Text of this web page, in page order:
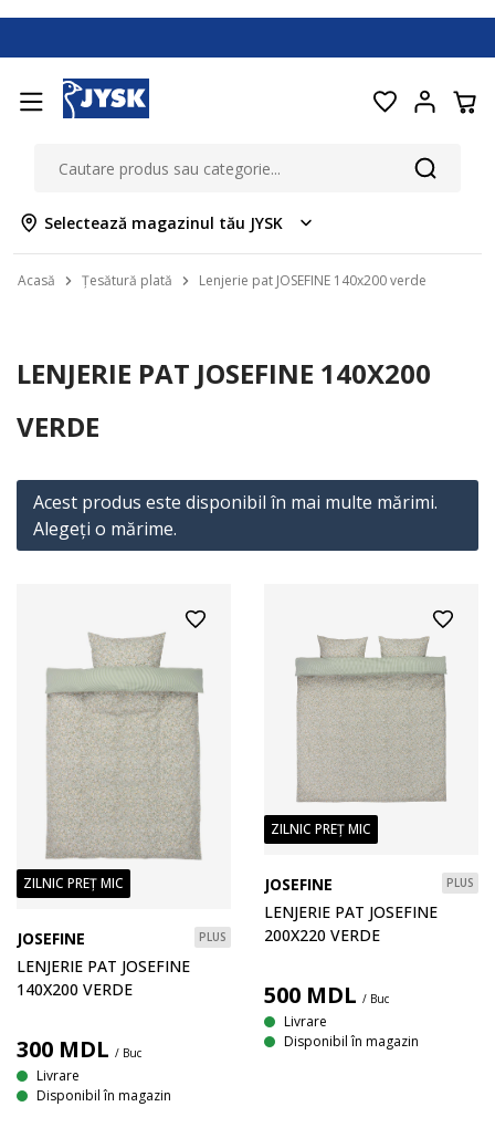
Selectează magazinul tău JYSK
Acasă Țesătură plată Lenjerie pat JOSEFINE 140x200 verde
LENJERIE PAT JOSEFINE 140X200
VERDE
Acest produs este disponibil în mai multe mărimi.
Alegeţi o mărime.
ZILNIC PREȚ MIC
JOSEFINE PLUS
LENJERIE PAT JOSEFINE
140X200 VERDE
300 MDL / Buc
Livrare
Disponibil în magazin
ZILNIC PREȚ MIC
JOSEFINE PLUS
LENJERIE PAT JOSEFINE
200X220 VERDE
500 MDL / Buc
Livrare
Disponibil în magazin